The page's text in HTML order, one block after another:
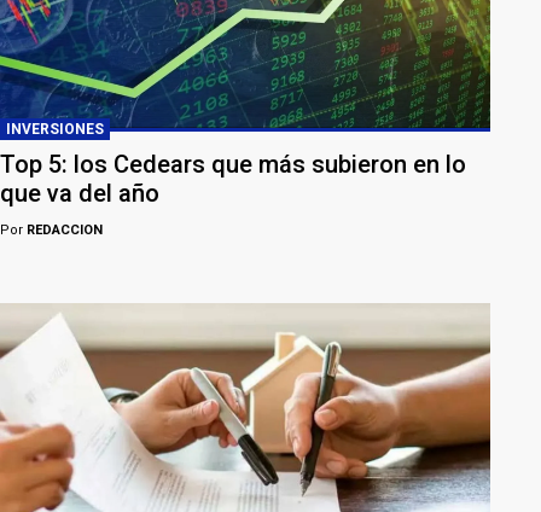
INVERSIONES
Top 5: los Cedears que más subieron en lo
que va del año
Por REDACCION